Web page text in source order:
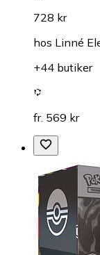
728 kr
hos Linné
+44 butiker
fr. 569 kr